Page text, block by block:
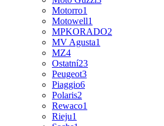
Motorro1
Motowell1
MPKORADO2
MV Agusta1
MZ4
Ostatní23
Peugeot3
Piaggio6
Polaris2
Rewaco1
Rieju1